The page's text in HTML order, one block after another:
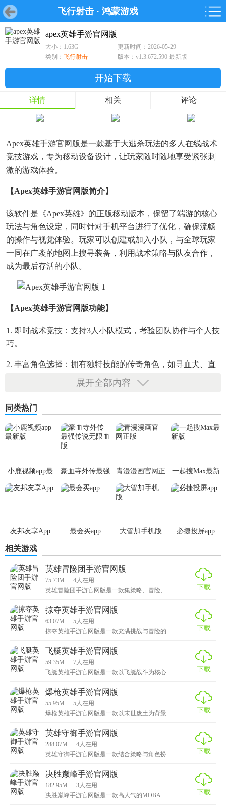
飞行射击 · 鸿蒙游戏
首页 游戏 软件
首页 游戏 软件 鸿蒙
游戏
鸿蒙
软件
专题
apex英雄手游官网版
大小：1.63G
更新时间：2026-05-29
类别： 飞行射击 版本：v1.3.672.590 最新版
开始下载
详情 相关 评论
Apex英雄手游官网版是一款基于大逃杀玩法的多人在线战术
竞技游戏，专为移动设备设计，让玩家随时随地享受紧张刺
激的游戏体验。
【apex英雄手游官网版简介】
该软件是《Apex英雄》的正版移动版本，保留了端游的核心
玩法与角色设定，同时针对手机平台进行了优化，确保流畅
的操作与视觉体验。玩家可以创建或加入小队，与全球玩家
一同在广袤的地图上搜寻装备，利用战术策略与队友合作，
成为最后存活的小队。
【apex英雄手游官网版功能】
1. 即时战术竞技：支持3人小队模式，考验团队协作与个人技
巧。
2. 丰富角色选择：拥有独特技能的传奇角色，如寻血犬、直
布罗陀等，每个角色都有其战略意义。
资源点等，要求玩家灵活调整战术。
4. 自定义装备与武器：从众多武器和装备中挑选，打造个性
5. 语音聊天与通讯：内置语音聊天功能，便于团队间快速沟
时保证流畅度。
2. 跨平台联机：支持PC、主机及手机玩家同台竞技，扩大社
交圈。
3. 持续更新内容：定期推出新角色、地图、模式及活动，保
持游戏新鲜感。
4. 丰富的社区互动：观看直播、浏览攻略、参与讨论，与全
【apex英雄手游官网版优势】
位玩家的游戏体验。
2. 快速匹配系统：高效匹配机制，快速加入游戏，减少等待
时间。
3. 直观的操作界面：简洁易上手的操作界面，适应各种手机
4. 丰富的社交功能：好友系统、战队系统，促进玩家间的互
动与合作。
展开全部内容
同类热门
小鹿视频app最
新版
豪血寺外传最强
传说无限血版
青漫漫画官网正
版
一起搜Max最新
版
友邦友享App 最会买app 大管加手机版 必捷投屏app
相关游戏
英雄冒险团手游官网版
75.73M 4人在用
英雄冒险团手游官网版是一款集策略、冒险、...
下载
掠夺英雄手游官网版
63.07M 5人在用
掠夺英雄手游官网版是一款充满挑战与冒险的...
下载
飞艇英雄手游官网版
59.35M 7人在用
飞艇英雄手游官网版是一款以飞艇战斗为核心...
下载
爆枪英雄手游官网版
55.95M 5人在用
爆枪英雄手游官网版是一款以末世废土为背景...
下载
英雄守御手游官网版
288.07M 4人在用
英雄守御手游官网版是一款结合策略与角色扮...
下载
决胜巅峰手游官网版
182.95M 3人在用
决胜巅峰手游官网版是一款高人气的MOBA...
下载